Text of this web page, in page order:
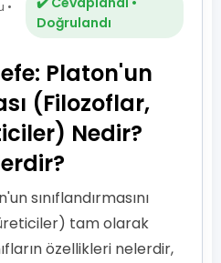
•
Doğrulandı
Platon'un
(Filozoflar,
Nedir?
sınıflandırmasını
tam olarak
özellikleri nelerdir,